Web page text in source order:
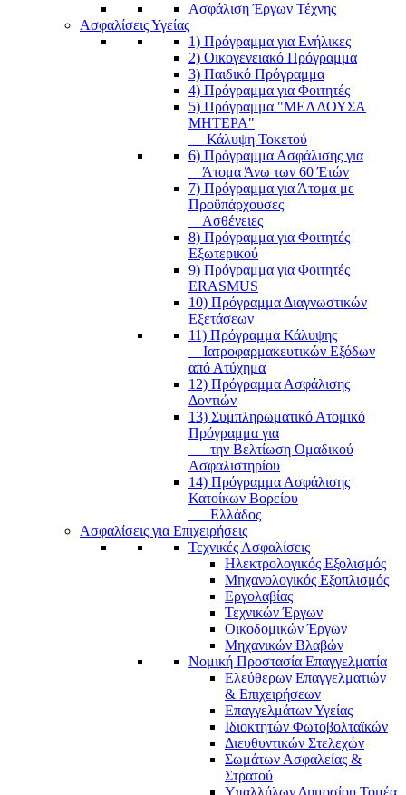
Ασφάλιση Έργων Τέχνης
Ασφαλίσεις Υγείας
1) Πρόγραμμα για Ενήλικες
2) Οικογενειακό Πρόγραμμα
3) Παιδικό Πρόγραμμα
4) Πρόγραμμα για Φοιτητές
5) Πρόγραμμα "ΜΕΛΛΟΥΣΑ
ΜΗΤΕΡΑ"
Κάλυψη Τοκετού
6) Πρόγραμμα Ασφάλισης για
Άτομα Άνω των 60 Έτών
7) Πρόγραμμα για Άτομα με
Προϋπάρχουσες
Ασθένειες
8) Πρόγραμμα για Φοιτητές
Εξωτερικού
9) Πρόγραμμα για Φοιτητές
ERASMUS
10) Πρόγραμμα Διαγνωστικών
Εξετάσεων
11) Πρόγραμμα Κάλυψης
Ιατροφαρμακευτικών Εξόδων
από Ατύχημα
12) Πρόγραμμα Ασφάλισης
Δοντιών
13) Συμπληρωματικό Ατομικό
Πρόγραμμα για
την Βελτίωση Ομαδικού
Ασφαλιστηρίου
14) Πρόγραμμα Ασφάλισης
Κατοίκων Βορείου
Ελλάδος
Ασφαλίσεις για Επιχειρήσεις
Τεχνικές Ασφαλίσεις
Ηλεκτρολογικός Εξολισμός
Μηχανολογικός Εξοπλισμός
Εργολαβίας
Τεχνικών Έργων
Οικοδομικών Έργων
Μηχανικών Βλαβών
Νομική Προστασία Επαγγελματία
Ελεύθερων Επαγγελματιών
& Επιχειρήσεων
Επαγγελμάτων Υγείας
Ιδιοκτητών Φωτοβολταϊκών
Διευθυντικών Στελεχών
Σωμάτων Ασφαλείας &
Στρατού
Υπαλλήλων Δημοσίου Τομέα